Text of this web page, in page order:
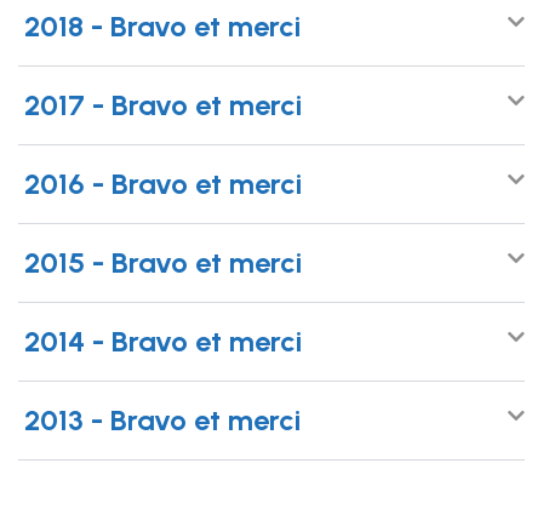
2018 - Bravo et merci
2017 - Bravo et merci
2016 - Bravo et merci
2015 - Bravo et merci
2014 - Bravo et merci
2013 - Bravo et merci